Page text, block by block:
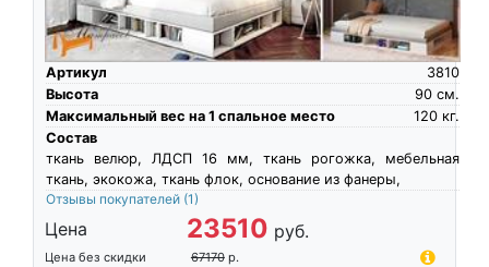
Артикул
3810
Высота
см.
90
Максимальный вес на 1 спальное место
кг.
120
Состав
ткань велюр, ЛДСП 16 мм, ткань рогожка, мебельная
ткань, экокожа, ткань флок, основание из фанеры,
Отзывы покупателей (1)
Цена 23510 руб.
Цена без скидки 67170 р.